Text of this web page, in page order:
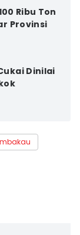
Ribu Ton
Provinsi
Dinilai